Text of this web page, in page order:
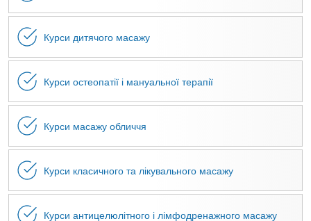
n
f
o
в
Курси дитячого масажу
Курси остеопатії і мануальної терапії
Курси масажу обличчя
Курси класичного та лікувального масажу
Курси антицелюлітного і лімфодренажного масажу